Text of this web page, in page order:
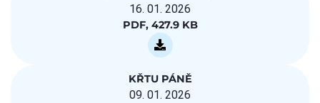
16. 01. 2026
PDF, 427.9 KB
KŘTU PÁNĚ
09. 01. 2026